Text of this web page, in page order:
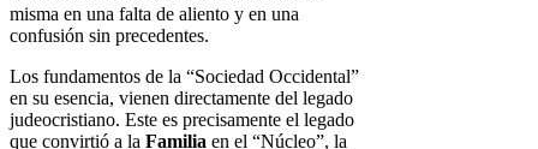
misma en una falta de aliento y en una
confusión sin precedentes.
Los fundamentos de la “Sociedad Occidental”
en su esencia, vienen directamente del legado
judeocristiano. Este es precisamente el legado
que convirtió a la Familia en el “Núcleo”, la